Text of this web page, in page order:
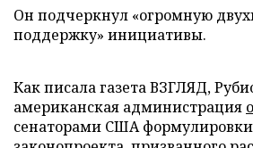
Он подчеркнул «огромную
поддержку» инициативы.
Как писала газета ВЗГЛЯД,
американская администрация
сенаторами США